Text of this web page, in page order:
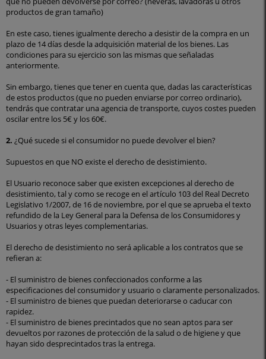
productos de gran tamaño)
En este caso, tienes igualmente derecho a desistir de la compra en un
plazo de 14 días desde la adquisición material de los bienes. Las
condiciones para su ejercicio son las mismas que señaladas
anteriormente.
Sin embargo, tienes que tener en cuenta que, dadas las características
de estos productos (que no pueden enviarse por correo ordinario),
tendrás que contratar una agencia de transporte, cuyos costes pueden
oscilar entre los 5€ y los 60€.
2. ¿Qué sucede si el consumidor no puede devolver el bien?
Supuestos en que NO existe el derecho de desistimiento.
El Usuario reconoce saber que existen excepciones al derecho de
desistimiento, tal y como se recoge en el artículo 103 del Real Decreto
Legislativo 1/2007, de 16 de noviembre, por el que se aprueba el texto
refundido de la Ley General para la Defensa de los Consumidores y
Usuarios y otras leyes complementarias.
El derecho de desistimiento no será aplicable a los contratos que se
refieran a:
- El suministro de bienes confeccionados conforme a las
especificaciones del consumidor y usuario o claramente personalizados.
- El suministro de bienes que puedan deteriorarse o caducar con
rapidez.
- El suministro de bienes precintados que no sean aptos para ser
devueltos por razones de protección de la salud o de higiene y que
hayan sido desprecintados tras la entrega.